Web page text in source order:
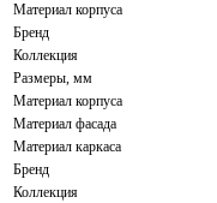
Материал корпуса
Бренд
Коллекция
Размеры, мм
Материал корпуса
Материал фасада
Материал каркаса
Бренд
Коллекция